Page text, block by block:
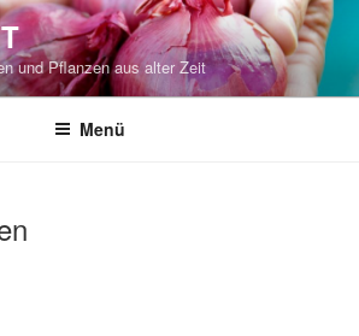
und Pflanzen aus alter Zeit
Menü